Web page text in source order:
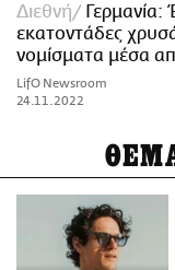
Διεθνή
Γερμανία:
εκατοντάδες
νομίσματα μέσα
LifO Newsroom
24.11.2022